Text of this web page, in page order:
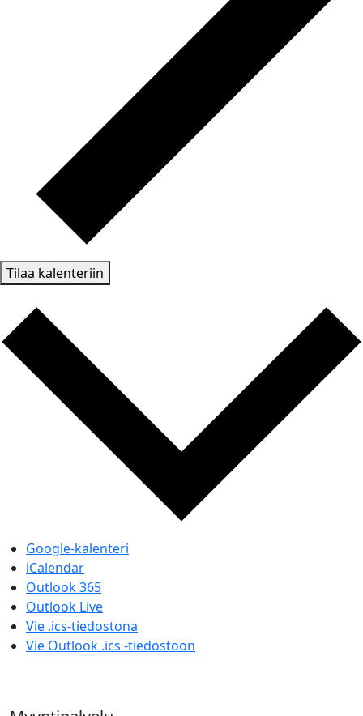
Tilaa kalenteriin
Google-kalenteri
iCalendar
Outlook 365
Outlook Live
Vie .ics-tiedostona
Vie Outlook .ics -tiedostoon